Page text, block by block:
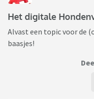
Het digitale
Alvast een topic voor de
baasjes!